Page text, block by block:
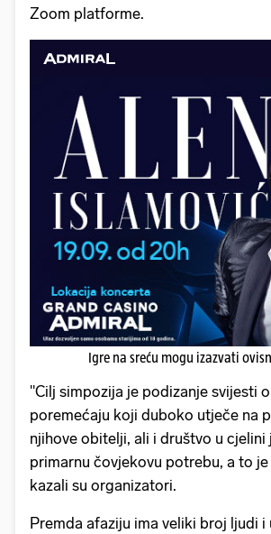
Zoom platforme.
Igre na sreću mogu izazvati
"Cilj simpozija je podizanje svijesti
poremećaju koji duboko utječe na
njihove obitelji, ali i društvo u cjelini
primarnu čovjekovu potrebu, a to
kazali su organizatori.
Premda afaziju ima veliki broj ljudi i